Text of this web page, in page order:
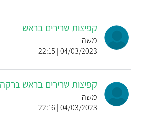
קפיצות שרירים בראש
משה
04/03/2023 | 22:15
קפיצות שרירים בראש ברקה
משה
04/03/2023 | 22:16